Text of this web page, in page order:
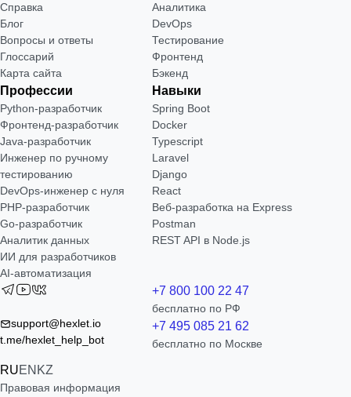
Справка
Блог
Вопросы и ответы
Глоссарий
Карта сайта
Аналитика
DevOps
Тестирование
Фронтенд
Бэкенд
Профессии
Python-разработчик
Фронтенд-разработчик
Java-разработчик
Инженер по ручному
тестированию
DevOps-инженер с нуля
РНР-разработчик
Go-разработчик
Аналитик данных
ИИ для разработчиков
AI-автоматизация
Навыки
Spring Boot
Docker
Typescript
Laravel
Django
React
Веб-разработка на Express
Postman
REST API в Node.js
support@hexlet.io
t.me/hexlet_help_bot
RUEN KZ
+7 800 100 22 47
бесплатно по РФ
+7 495 085 21 62
бесплатно по Москве
Правовая информация